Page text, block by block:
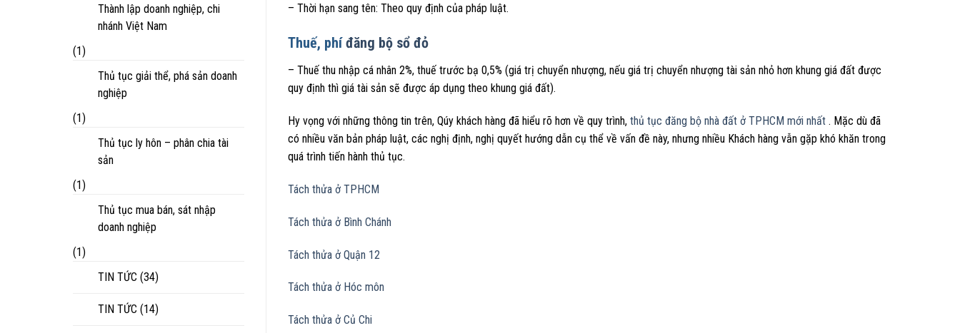
Thành lập doanh nghiệp, chi
nhánh Việt Nam
(1)
Thủ tục giải thể, phá sản doanh
nghiệp
(1)
Thủ tục ly hôn – phân chia tài
sản
(1)
Thủ tục mua bán, sát nhập
doanh nghiệp
(1)
TIN TỨC (34)
TIN TỨC (14)
– Thời hạn sang tên: Theo quy định của pháp luật.
Thuế, phíđăng bộ sổ đỏ
– Thuế thu nhập cá nhân 2%, thuế trước bạ 0,5% (giá trị chuyển nhượng, nếu giá trị chuyển nhượng tài sản nhỏ hơn khung giá đất được
quy định thì giá tài sản sẽ được áp dụng theo khung giá đất).
Hy vọng với những thông tin trên, Qúy khách hàng đã hiểu rõ hơn về quy trình, thủ tục đăng bộ nhà đất ở TPHCM mới nhất . Mặc dù đã
có nhiều văn bản pháp luật, các nghị định, nghị quyết hướng dẫn cụ thể về vấn đề này, nhưng nhiều Khách hàng vẫn gặp khó khăn trong
quá trình tiến hành thủ tục.
Tách thửa ở TPHCM
Tách thửa ở Bình Chánh
Tách thửa ở Quận 12
Tách thửa ở Hóc môn
Tách thửa ở Củ Chi